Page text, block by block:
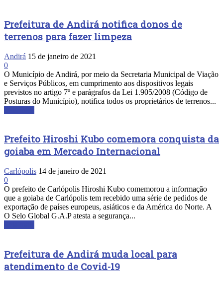
Prefeitura de Andirá notifica donos de
terrenos para fazer limpeza
Andirá 15 de janeiro de 2021
0
O Município de Andirá, por meio da Secretaria Municipal de Viação
e Serviços Públicos, em cumprimento aos dispositivos legais
previstos no artigo 7º e parágrafos da Lei 1.905/2008 (Código de
Posturas do Município), notifica todos os proprietários de terrenos...
Prefeito Hiroshi Kubo comemora conquista da
goiaba em Mercado Internacional
Carlópolis 14 de janeiro de 2021
0
O prefeito de Carlópolis Hiroshi Kubo comemorou a informação
que a goiaba de Carlópolis tem recebido uma série de pedidos de
exportação de países europeus, asiáticos e da América do Norte. A
O Selo Global G.A.P atesta a segurança...
Prefeitura de Andirá muda local para
atendimento de Covid-19